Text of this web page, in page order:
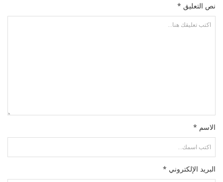
نص التعليق *
الاسم *
البريد الإلكتروني *